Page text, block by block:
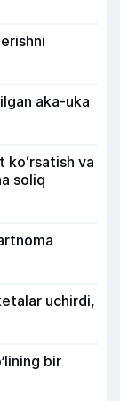
aka-uka
koʻrsatish va
soliq
uchirdi,
bir